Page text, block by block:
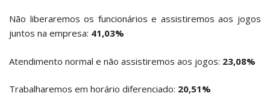
Não liberaremos os funcionários e assistiremos aos jogos
juntos na empresa: 41,03%
Atendimento normal e não assistiremos aos jogos: 23,08%
Trabalharemos em horário diferenciado: 20,51%